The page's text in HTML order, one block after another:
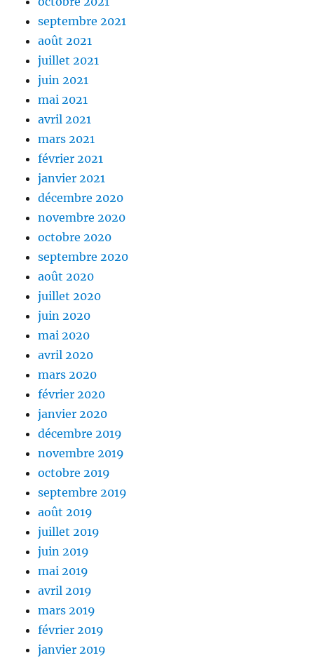
septembre 2021
août 2021
juillet 2021
juin 2021
mai 2021
avril 2021
mars 2021
février 2021
janvier 2021
décembre 2020
novembre 2020
octobre 2020
septembre 2020
août 2020
juillet 2020
juin 2020
mai 2020
avril 2020
mars 2020
février 2020
janvier 2020
décembre 2019
novembre 2019
octobre 2019
septembre 2019
août 2019
juillet 2019
juin 2019
mai 2019
avril 2019
mars 2019
février 2019
janvier 2019